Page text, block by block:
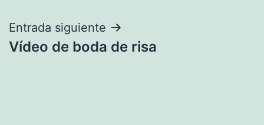
Entrada siguiente
Vídeo de boda de risa